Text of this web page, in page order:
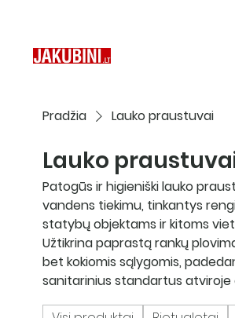
Pradžia Lauko praustuvai
Lauko
Patogūs ir higieniški lauko
vandens tiekimu, tinkantys
statybų objektams ir kitoms
Užtikrina paprastą rankų
bet kokiomis sąlygomis,
sanitarinius standartus atviroje